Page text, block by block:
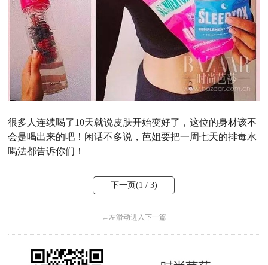
很多人连续喝了10天就说皮肤开始变好了，这位的身材该不
会是喝出来的吧！闲话不多说，芭姐要把一周七天的排毒水
喝法都告诉你们！
下一页(1 / 3)
←左滑动进入下一篇